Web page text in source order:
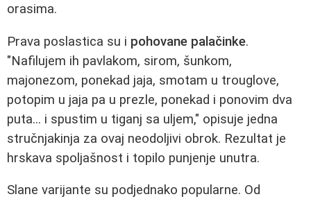
orasima.
Prava poslastica su i pohovane palačinke.
"Nafilujem ih pavlakom, sirom, šunkom,
majonezom, ponekad jaja, smotam u trouglove,
potopim u jaja pa u prezle, ponekad i ponovim dva
puta... i spustim u tiganj sa uljem," opisuje jedna
stručnjakinja za ovaj neodoljivi obrok. Rezultat je
hrskava spoljašnost i topilo punjenje unutra.
Slane varijante su podjednako popularne. Od